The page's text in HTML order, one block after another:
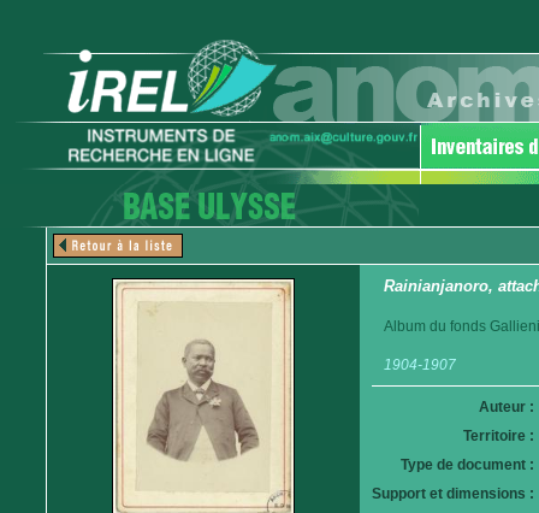
Rainianjanoro,
Album du fonds
1904-1907
Auteur :
Territoire :
Type de document :
Support et dimensions :